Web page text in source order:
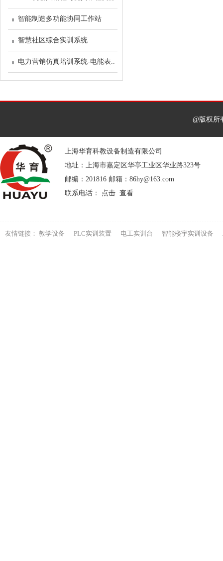
智能制造多功能协同工作站
智慧社区综合实训系统
电力营销仿真培训系统-电能表..
@版权
上海华育科教设备制造有限公司
地址：上海市嘉定区华亭工业区华业路323号
邮编：201816 邮箱：86hy@163.com
联系电话： 点击 查看
友情链接： 教学设备 PLC实训装置 电工实训台 智能楼宇实训设备